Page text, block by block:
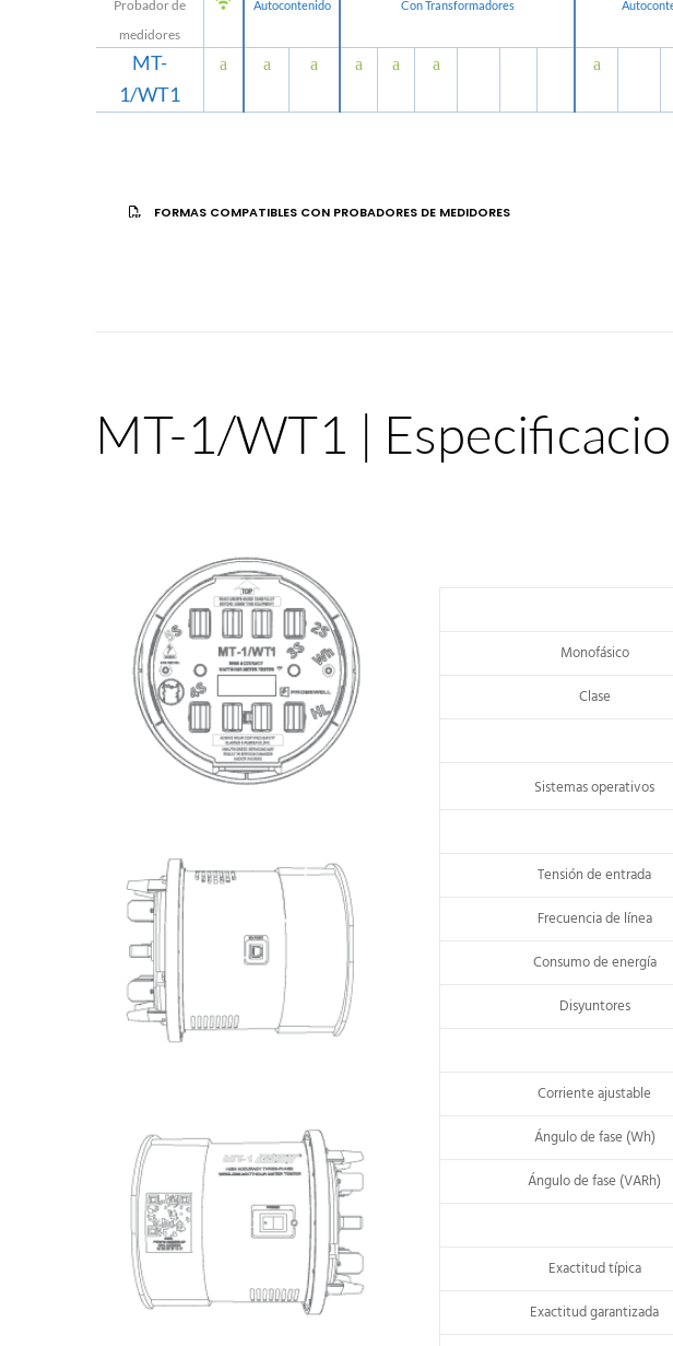
Probador de
medidores
Autocontenido Con Transformadores
MT-
1/WT1
a a a a a a a
FORMAS COMPATIBLES CON PROBADORES DE MEDIDORES
MT-1/WT1 |
Monofásico
Clase
Sistemas operativos
Tensión de entrada
Frecuencia de línea
Consumo de energía
Disyuntores
Corriente ajustable
Ángulo de fase (Wh)
Ángulo de fase (VARh)
Exactitud típica
Exactitud garantizada